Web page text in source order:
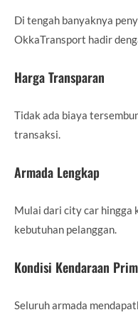
Di tengah banyaknya
OkkaTransport hadir
Harga Transparan
Tidak ada biaya
transaksi.
Armada Lengkap
Mulai dari city car hingga
kebutuhan pelanggan.
Kondisi Kendaraan
Seluruh armada